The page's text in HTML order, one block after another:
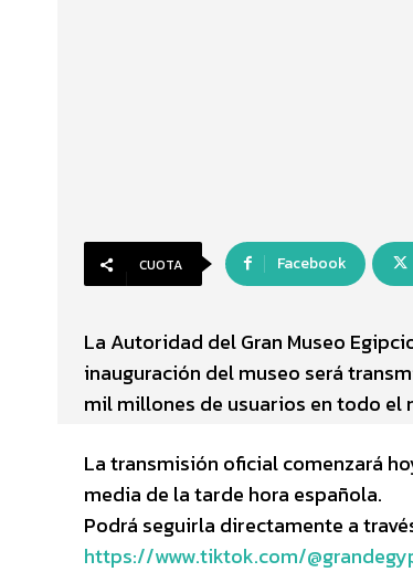
CUOTA Facebook
La Autoridad del Gran Museo
inauguración del museo será
mil millones de usuarios en todo el
La transmisión oficial comenzará
media de la tarde hora española.
Podrá seguirla directamente a
https://www.tiktok.com/